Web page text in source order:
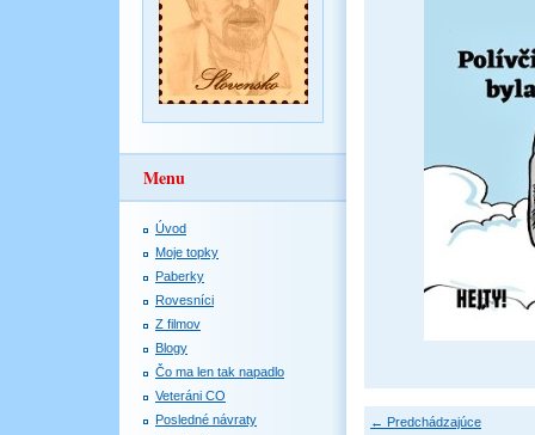
Menu
Úvod
Moje topky
Paberky
Rovesníci
Z filmov
Blogy
Čo ma len tak napadlo
Veteráni CO
Posledné návraty
← Predchádzajúce